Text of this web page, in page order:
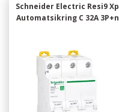
Schneider Electric Resi9 Xp
Automatsikring C 32A 3P+n